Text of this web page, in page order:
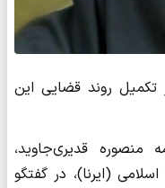
تکمیل روند قضایی این
منصوره قدیری‌جاوید،
(ایرنا)، در گفتگو